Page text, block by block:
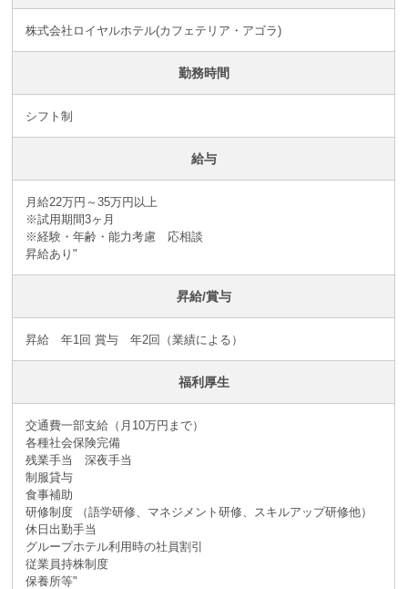
株式会社ロイヤルホテル(カフェテリア・アゴラ)
勤務時間
シフト制
給与
月給22万円～35万円以上
※試用期間3ヶ月
※経験・年齢・能力考慮 応相談
昇給あり"
昇給/賞与
昇給 年1回 賞与 年2回（業績による）
福利厚生
交通費一部支給（月10万円まで）
各種社会保険完備
残業手当 深夜手当
制服貸与
食事補助
研修制度 （語学研修、マネジメント研修、スキルアップ研修他）
休日出勤手当
グループホテル利用時の社員割引
従業員持株制度
保養所等"